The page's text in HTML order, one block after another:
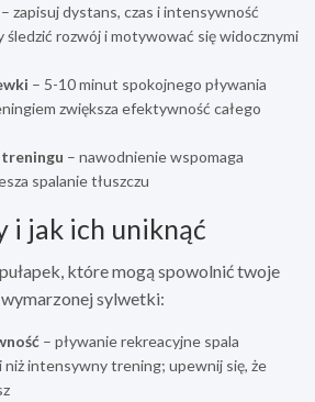
zapisuj dystans, czas i intensywność
śledzić rozwój i motywować się widocznymi
– 5-10 minut spokojnego pływania
zwiększa efektywność całego
– nawodnienie wspomaga
spalanie tłuszczu
i jak ich uniknąć
które mogą spowolnić twoje
sylwetki:
– pływanie rekreacyjne spala
niż intensywny trening; upewnij się, że